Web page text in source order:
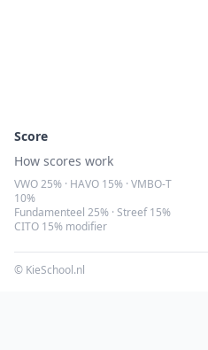
Score
How scores work
VWO 25% · HAVO 15% · VMBO-T
10%
Fundamenteel 25% · Streef 15%
CITO 15% modifier
© KieSchool.nl